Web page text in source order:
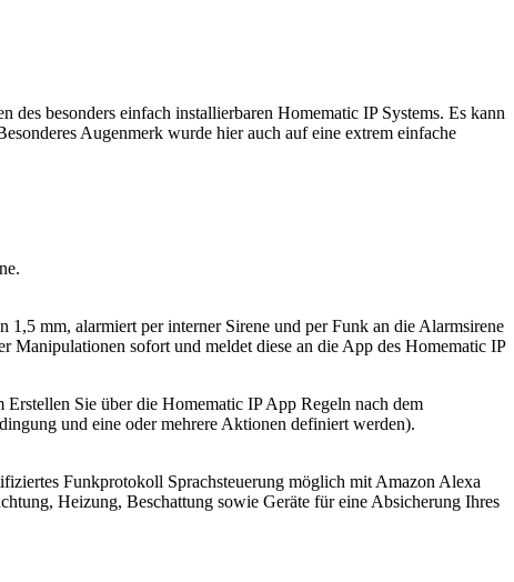
des besonders einfach installierbaren Homematic IP Systems. Es kann
Augenmerk wurde hier auch auf eine extrem einfache
mm, alarmiert per interner Sirene und per Funk an die Alarmsirene
Manipulationen sofort und meldet diese an die App des Homematic IP
Sie über die Homematic IP App Regeln nach dem
und eine oder mehrere Aktionen definiert werden).
Funkprotokoll Sprachsteuerung möglich mit Amazon Alexa
Heizung, Beschattung sowie Geräte für eine Absicherung Ihres